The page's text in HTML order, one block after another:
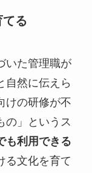
る
いた管理職が
自然に伝えら
けの研修が不
の」というス
も利用できる
る文化を育て